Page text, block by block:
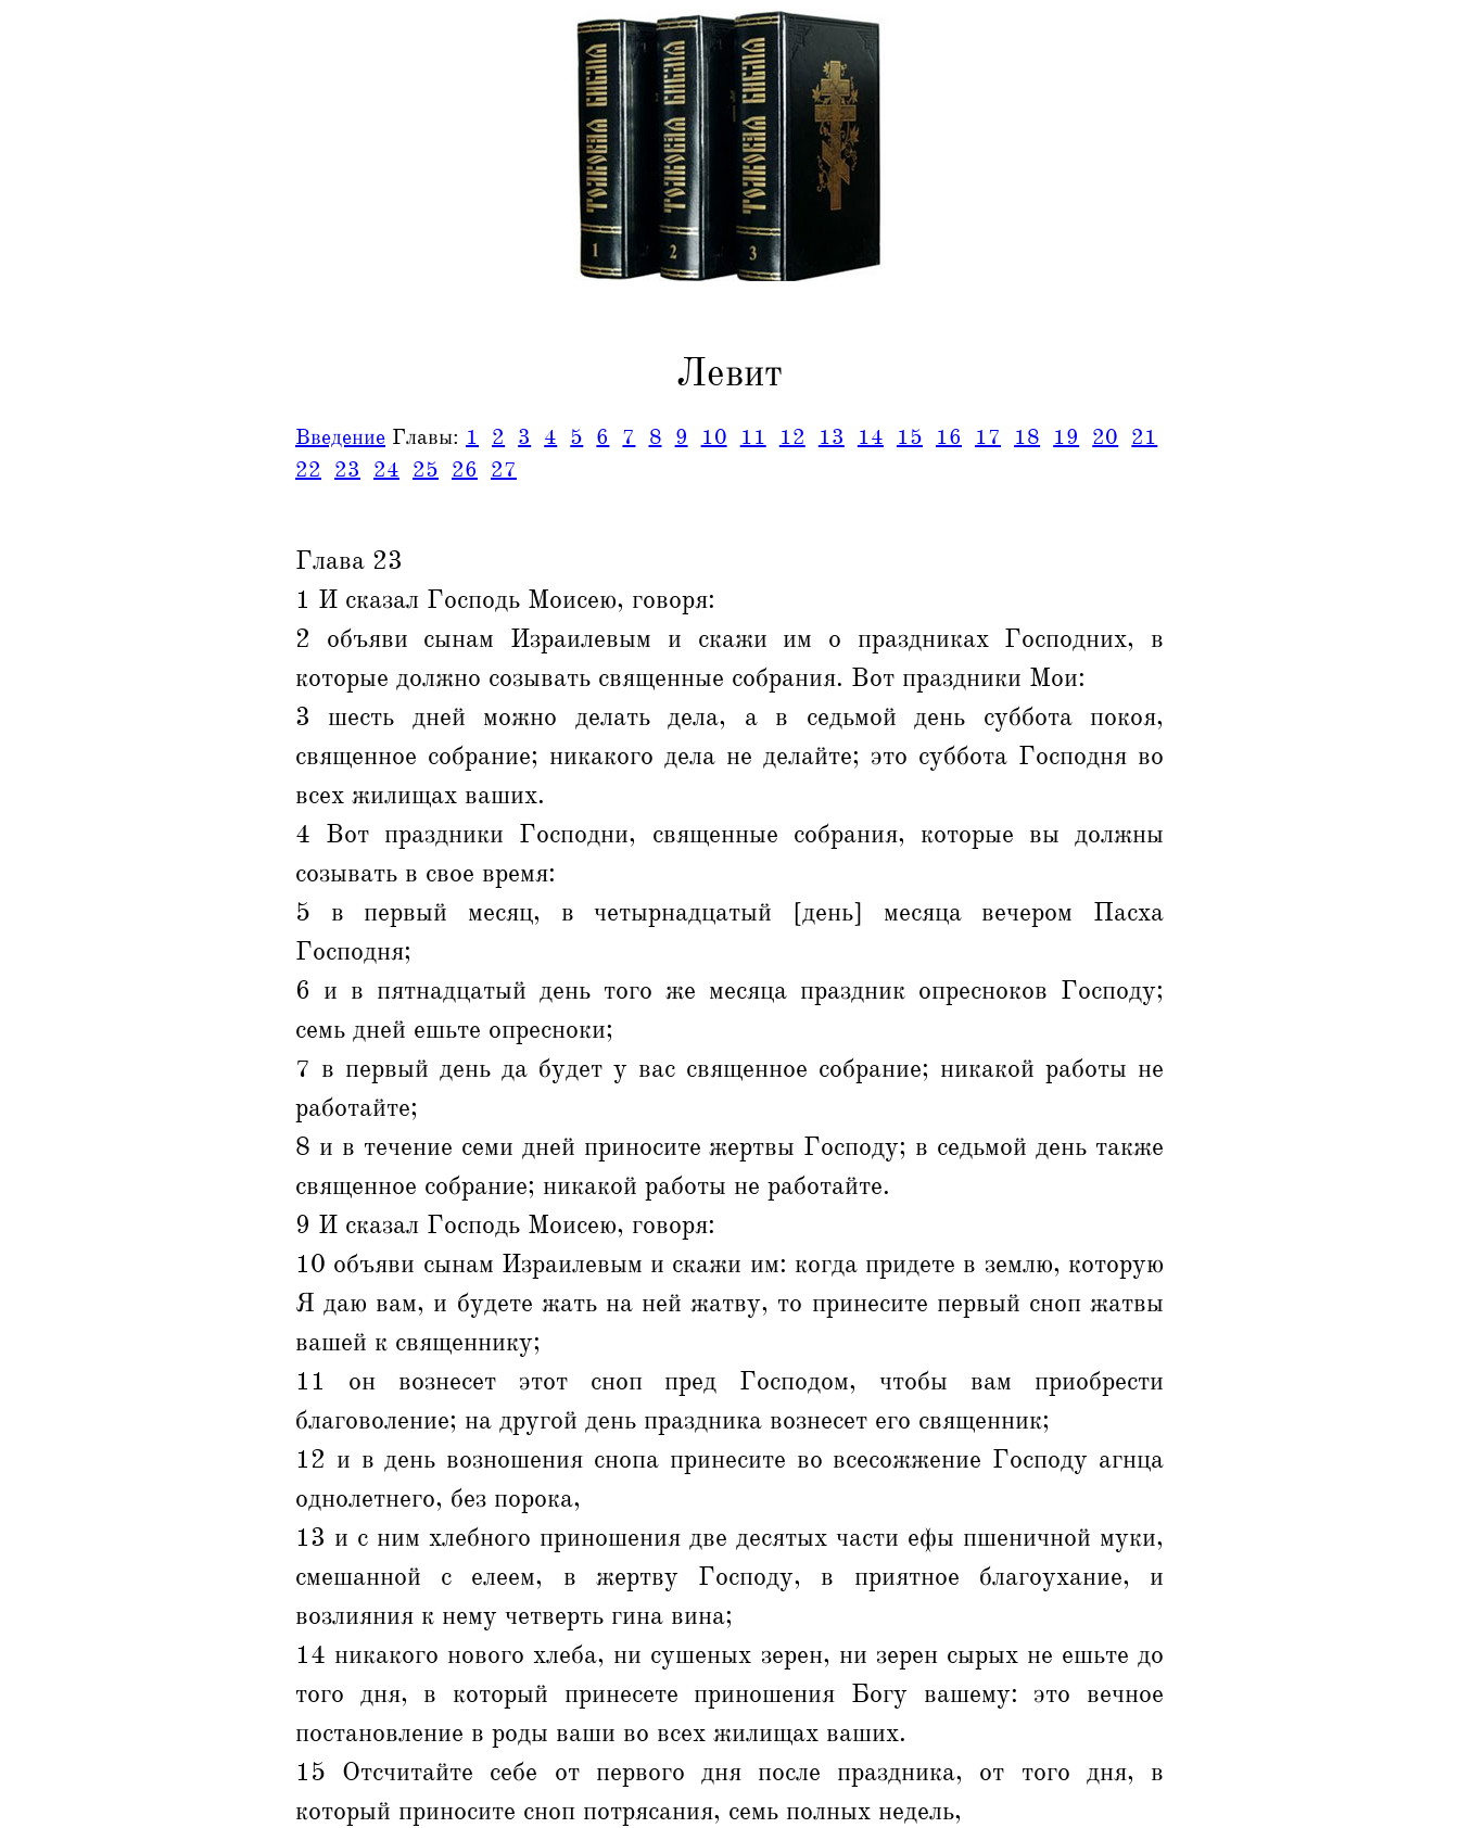
Левит
Введение Главы: 1 2 3 4 5 6 7 8 9 10 11 12 13 14 15 16 17 18 19 20 21
22 23 24 25 26 27
Глава 23
1 И сказал Господь Моисею, говоря:
2 объяви сынам Израилевым и скажи им о праздниках Господних, в
которые должно созывать священные собрания. Вот праздники Мои:
3 шесть дней можно делать дела, а в седьмой день суббота покоя,
священное собрание; никакого дела не делайте; это суббота Господня во
всех жилищах ваших.
4 Вот праздники Господни, священные собрания, которые вы должны
созывать в свое время:
5 в первый месяц, в четырнадцатый [день] месяца вечером Пасха
Господня;
6 и в пятнадцатый день того же месяца праздник опресноков Господу;
семь дней ешьте опресноки;
7 в первый день да будет у вас священное собрание; никакой работы не
работайте;
8 и в течение семи дней приносите жертвы Господу; в седьмой день также
священное собрание; никакой работы не работайте.
9 И сказал Господь Моисею, говоря:
10 объяви сынам Израилевым и скажи им: когда придете в землю, которую
Я даю вам, и будете жать на ней жатву, то принесите первый сноп жатвы
вашей к священнику;
11 он вознесет этот сноп пред Господом, чтобы вам приобрести
благоволение; на другой день праздника вознесет его священник;
12 и в день возношения снопа принесите во всесожжение Господу агнца
однолетнего, без порока,
13 и с ним хлебного приношения две десятых части ефы пшеничной муки,
смешанной с елеем, в жертву Господу, в приятное благоухание, и
возлияния к нему четверть гина вина;
14 никакого нового хлеба, ни сушеных зерен, ни зерен сырых не ешьте до
того дня, в который принесете приношения Богу вашему: это вечное
постановление в роды ваши во всех жилищах ваших.
15 Отсчитайте себе от первого дня после праздника, от того дня, в
который приносите сноп потрясания, семь полных недель,